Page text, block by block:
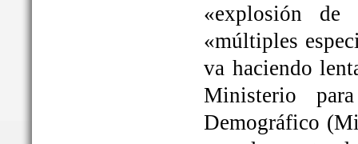
«explosión
«múltiples
va haciendo
Ministerio
Demográfico